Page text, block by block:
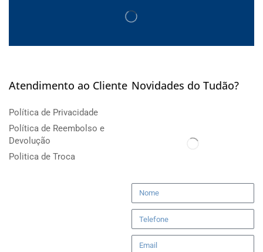
Atendimento ao Cliente
Política de Privacidade
Política de Reembolso e
Devolução
Politica de Troca
Novidades do Tudão?